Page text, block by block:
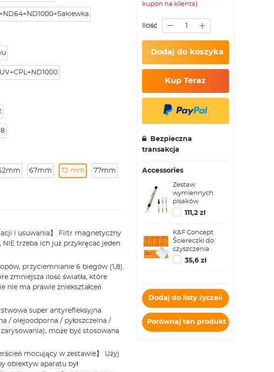
67mm 72 mm 77mm
i usuwania】 Filtr magnetyczny
trzeba ich już przykręcać jeden
przyciemnianie 6 biegów (1,8).
zmniejsza ilość światła, które
nie ma prawie zniekształceń
super antyrefleksyjna
/ olejoodporna / pyłoszczelna /
może być stosowana
mocujący w zestawie】 Użyj
obiektyw aparatu był
kupon na klienta)
Ilość
Dodaj do koszyka
Kup Teraz
Bezpieczna
transakcja
Accessories
Zestaw
wymiennych
pisaków
czyszczących
(pisak czyszczący
silikonowa +
patyczek
czyszczący APS-
C*6)
111,2 zł
K&F Concept
Ściereczki do
czyszczenia
Bezpyłowe
ściereczki do
opakowanie 10
szt
35,6 zł
Dodaj do listy życzeń
Porównaj ten produkt